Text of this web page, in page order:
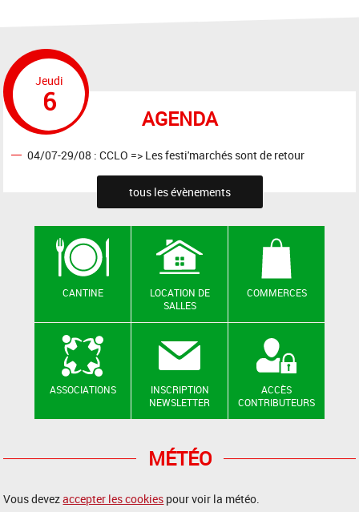
AGENDA
Jeudi
6
04/07-29/08 : CCLO => Les festi'marchés sont de retour
tous les évènements
CANTINE
LOCATION DE
SALLES
COMMERCES
ASSOCIATIONS
INSCRIPTION
NEWSLETTER
ACCÈS
CONTRIBUTEURS
MÉTÉO
Vous devezaccepter les cookies pour voir la météo.